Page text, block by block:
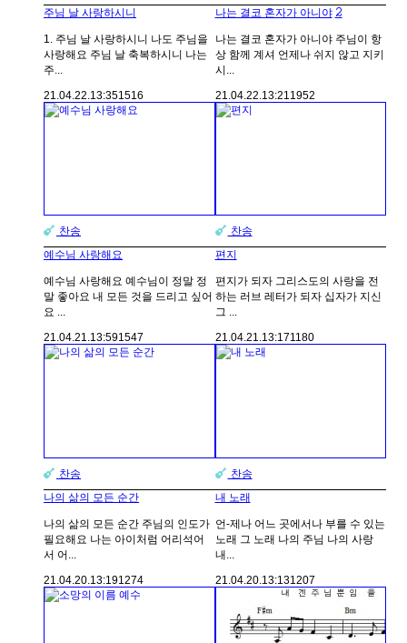
주님 날 사랑하시니
1. 주님 날 사랑하시니 나도 주님을
사랑해요 주님 날 축복하시니 나는
주...
21.04.22. 13:351516
나는 결코 혼자가 아니야 2
나는 결코 혼자가 아니야 주님이 항
상 함께 계셔 언제나 쉬지 않고 지키
시...
21.04.22. 13:21 1952
찬송
예수님 사랑해요
예수님 사랑해요 예수님이 정말 정
말 좋아요 내 모든 것을 드리고 싶어
요 ...
21.04.21.13:591547
찬송
편지
편지가 되자 그리스도의 사랑을 전
하는 러브 레터가 되자 십자가 지신
그 ...
21.04.21.13:171180
찬송
나의 삶의 모든 순간
나의 삶의 모든 순간 주님의 인도가
필요해요 나는 아이처럼 어리석어
서 어...
21.04.20.13:191274
찬송
내 노래
언-제나 어느 곳에서나 부를 수 있는
노래 그 노래 나의 주님 나의 사랑
내...
21.04.20.13:131207